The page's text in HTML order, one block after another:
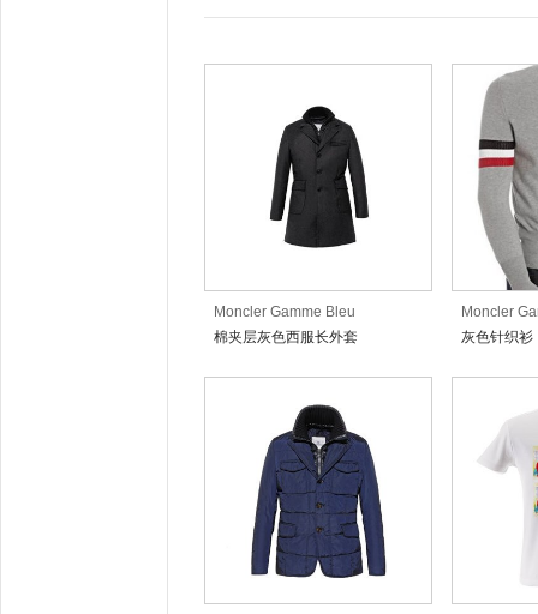
Moncler Gamme Bleu
棉夹层灰色西服长外套
Moncler
灰色针织衫